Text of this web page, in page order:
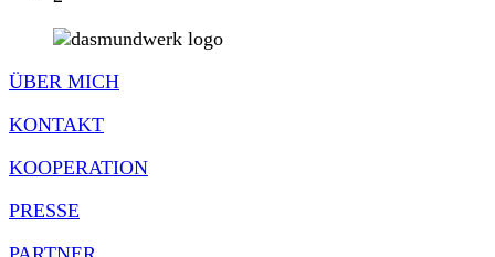
ÜBER MICH
KONTAKT
KOOPERATION
PRESSE